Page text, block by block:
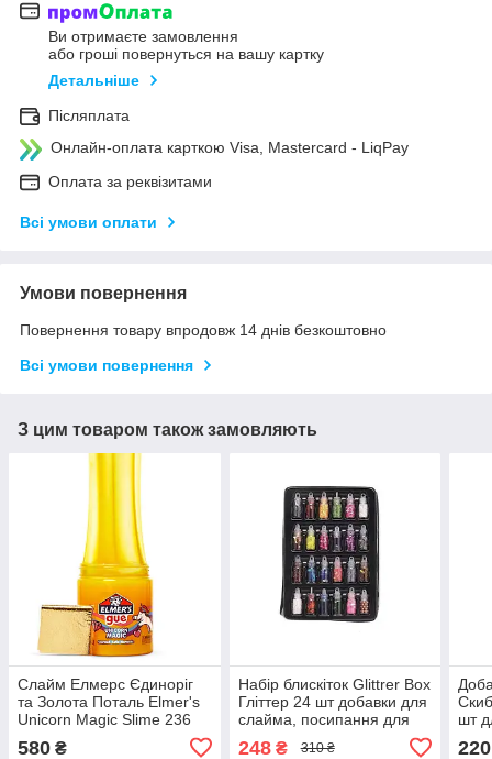
Ви отримаєте замовлення
або гроші повернуться на вашу картку
Детальніше
Післяплата
Онлайн-оплата карткою Visa, Mastercard - LiqPay
Оплата за реквізитами
Всі умови оплати
Умови повернення
Повернення товару впродовж 14 днів безкоштовно
Всі умови повернення
З цим товаром також замовляють
Слайм Елмерс Єдиноріг
та Золота Поталь Elmer's
Unicorn Magic Slime 236
580 ₴
Набір блискіток Glittrer Box
Гліттер 24 шт добавки для
слайма, посипання для
248₴ 310 ₴
шт
220